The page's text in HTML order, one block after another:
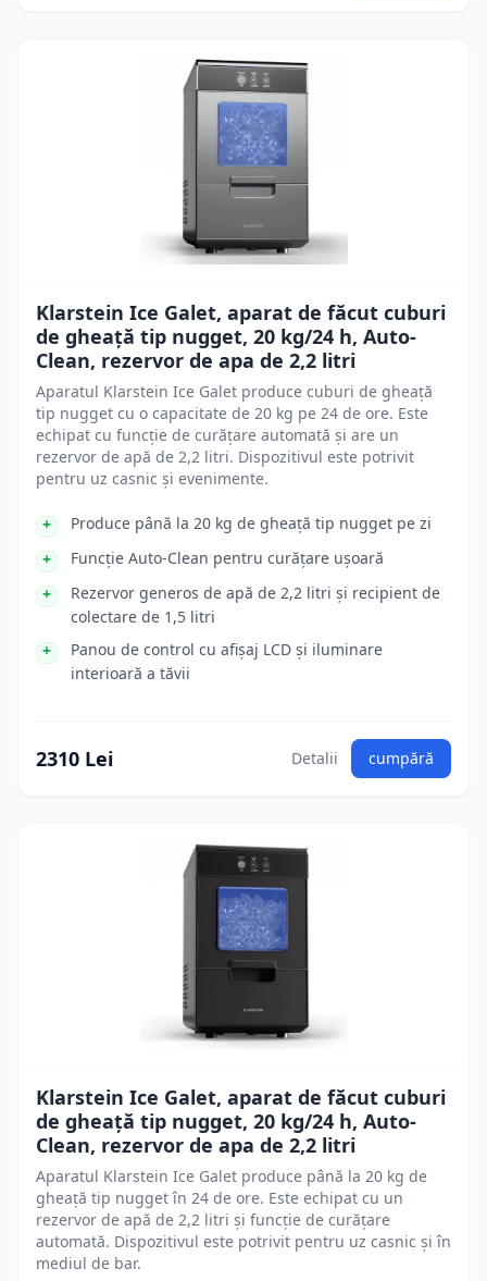
Klarstein Ice Galet, aparat de făcut cuburi
de gheață tip nugget, 20 kg/24 h, Auto-
Clean, rezervor de apa de 2,2 litri
Aparatul Klarstein Ice Galet produce cuburi de gheață
tip nugget cu o capacitate de 20 kg pe 24 de ore. Este
echipat cu funcție de curățare automată și are un
rezervor de apă de 2,2 litri. Dispozitivul este potrivit
pentru uz casnic și evenimente.
Produce până la 20 kg de gheață tip nugget pe zi
Funcție Auto-Clean pentru curățare ușoară
Rezervor generos de apă de 2,2 litri și recipient de
colectare de 1,5 litri
Panou de control cu afișaj LCD și iluminare
interioară a tăvii
2310 Lei Detalii cumpără
Klarstein Ice Galet, aparat de făcut cuburi
de gheață tip nugget, 20 kg/24 h, Auto-
Clean, rezervor de apa de 2,2 litri
Aparatul Klarstein Ice Galet produce până la 20 kg de
gheață tip nugget în 24 de ore. Este echipat cu un
rezervor de apă de 2,2 litri și funcție de curățare
automată. Dispozitivul este potrivit pentru uz casnic și în
mediul de bar.